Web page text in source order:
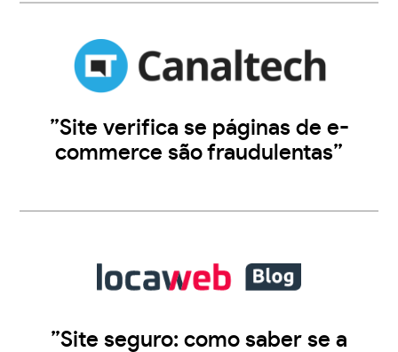
”Site verifica se páginas de e-
commerce são fraudulentas”
”Site seguro: como saber se a